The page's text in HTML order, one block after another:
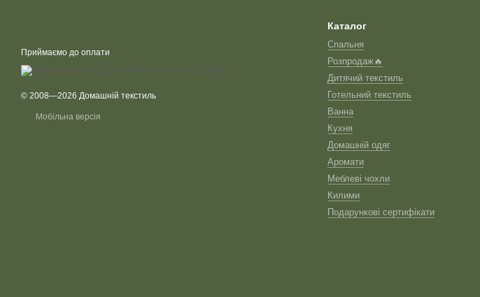
Приймаємо до оплати
© 2008—2026 Домашній текстиль
Мобільна версія
Каталог
Спальня
Розпродаж🔥
Дитячий текстиль
Готельний текстиль
Ванна
Кухня
Домашній одяг
Аромати
Меблеві чохли
Килими
Подарункові сертифікати